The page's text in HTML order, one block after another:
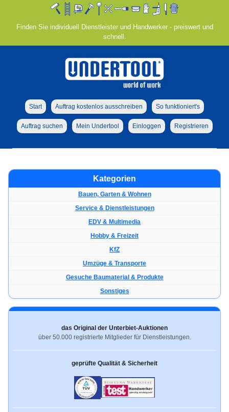
Finden Sie individuell Dienstleister und Handwerker - preiswert und
schnell.
Start Auftrag kostenlos ausschreiben So funktioniert's
Auftrag suchen Mein Undertool Einloggen Registrieren
Kategorien
Bauen, Garten & Wohnen
Service & Dienstleistungen
EDV & Multimedia
Hobby & Freizeit
KfZ
Umzüge & Transporte
Gesuche Baumaterial & Produkte
Sonstiges
das Original der Unterbiet-Auktionen
über 50.000 registrierte Mitglieder für Dienstleistungen.
geprüfte Qualität & Sicherheit